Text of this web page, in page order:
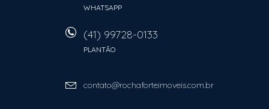
WHATSAPP
(41) 99728-0133
PLANTÃO
contato@rochaforteimoveis.com.br